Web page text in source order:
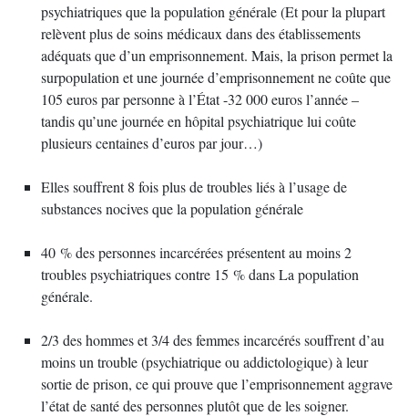
psychiatriques que la population générale (Et pour la plupart
relèvent plus de soins médicaux dans des établissements
adéquats que d’un emprisonnement. Mais, la prison permet la
surpopulation et une journée d’emprisonnement ne coûte que
105 euros par personne à l’État -32 000 euros l’année –
tandis qu’une journée en hôpital psychiatrique lui coûte
plusieurs centaines d’euros par jour…)
Elles souffrent 8 fois plus de troubles liés à l’usage de
substances nocives que la population générale
40 % des personnes incarcérées présentent au moins 2
troubles psychiatriques contre 15 % dans La population
générale.
2/3 des hommes et 3/4 des femmes incarcérés souffrent d’au
moins un trouble (psychiatrique ou addictologique) à leur
sortie de prison, ce qui prouve que l’emprisonnement aggrave
l’état de santé des personnes plutôt que de les soigner.